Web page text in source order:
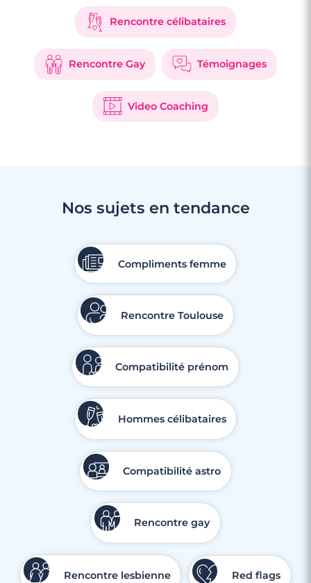
Rencontre célibataires
Rencontre Gay Témoignages
Video Coaching
Nos sujets en tendance
Compliments femme
Rencontre Toulouse
Compatibilité prénom
Hommes célibataires
Compatibilité astro
Rencontre gay
Rencontre lesbienne Red flags